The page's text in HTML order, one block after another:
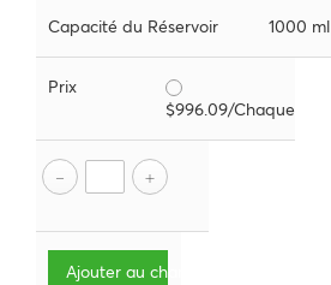
Capacité du Réservoir 1000 ml
Prix
$996.09/Chaque
Ajouter au chariot